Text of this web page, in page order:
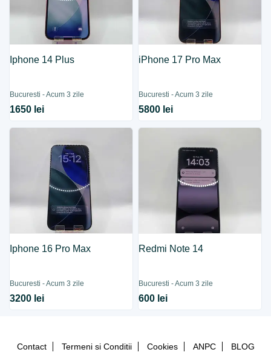
Iphone 14 Plus
Bucuresti - Acum 3 zile
1650 lei
iPhone 17 Pro Max
Bucuresti - Acum 3 zile
5800 lei
Iphone 16 Pro Max
Bucuresti - Acum 3 zile
3200 lei
Redmi Note 14
Bucuresti - Acum 3 zile
600 lei
Contact Termeni si Conditii Cookies ANPC BLOG